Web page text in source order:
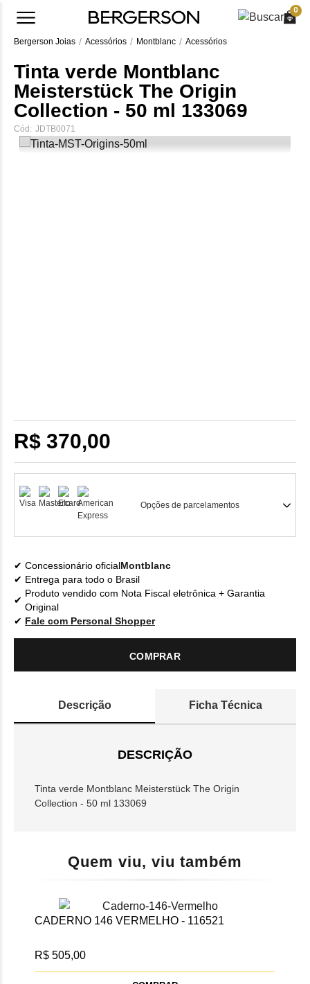
0
Bergerson Joias Acessórios Montblanc Acessórios
Tinta verde Montblanc
Meisterstück The Origin
Collection - 50 ml 133069
Cód: JDTB0071
R$ 370,00
Opções de parcelamentos
Concessionário oficialMontblanc
Entrega para todo o Brasil
Produto vendido com Nota Fiscal eletrônica + Garantia
Original
Fale com Personal Shopper
COMPRAR
Descrição Ficha Técnica
DESCRIÇÃO
Tinta verde Montblanc Meisterstück The Origin
Collection - 50 ml 133069
Quem viu, viu também
CADERNO 146 VERMELHO - 116521
R$ 505,00